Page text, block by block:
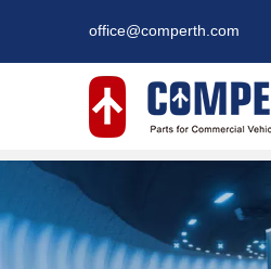
office@comperth.com